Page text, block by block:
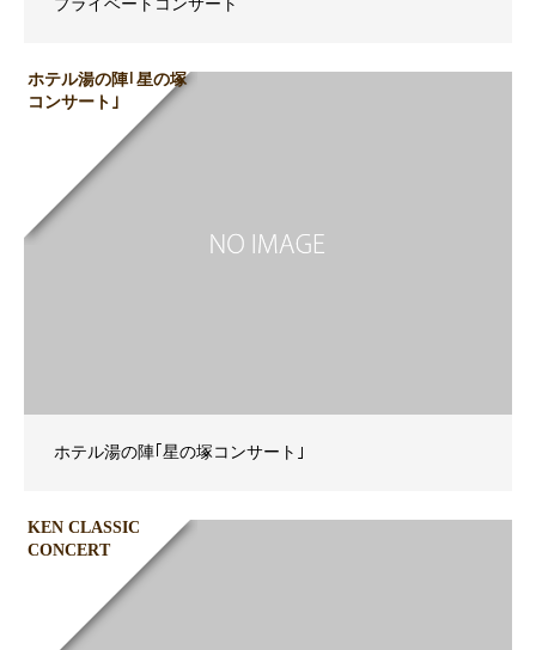
プライベートコンサート
ホテル湯の陣｢星の塚
コンサート｣
ホテル湯の陣｢星の塚コンサート｣
KEN CLASSIC
CONCERT